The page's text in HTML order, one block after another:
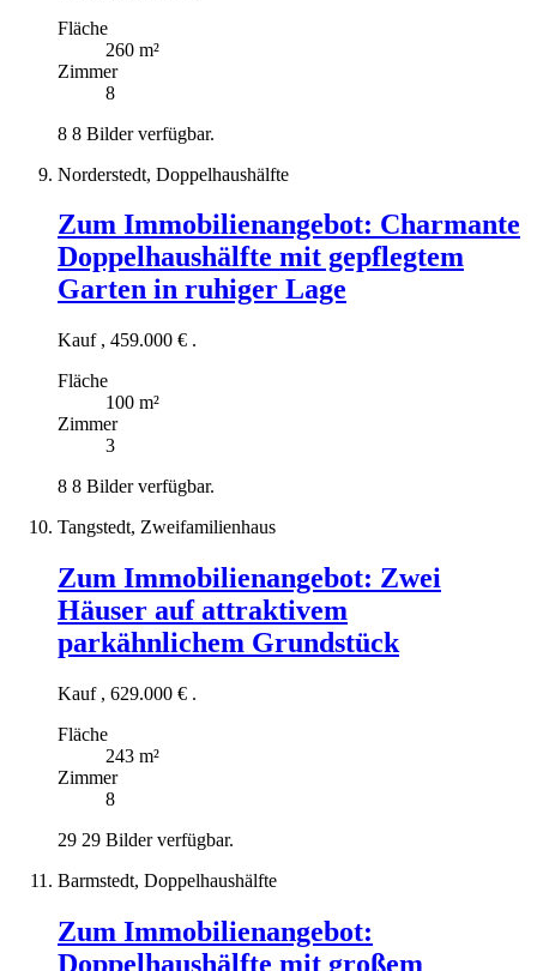
Fläche
260 m²
Zimmer
8
8 8 Bilder verfügbar.
Norderstedt, Doppelhaushälfte
Zum Immobilienangebot: Charmante
Doppelhaushälfte mit gepflegtem
Garten in ruhiger Lage
Kauf , 459.000 € .
Fläche
100 m²
Zimmer
3
8 8 Bilder verfügbar.
Tangstedt, Zweifamilienhaus
Zum Immobilienangebot: Zwei
Häuser auf attraktivem
parkähnlichem Grundstück
Kauf , 629.000 € .
Fläche
243 m²
Zimmer
8
29 29 Bilder verfügbar.
Barmstedt, Doppelhaushälfte
Zum Immobilienangebot:
Doppelhaushälfte mit großem